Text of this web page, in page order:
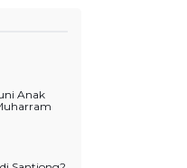
Anak